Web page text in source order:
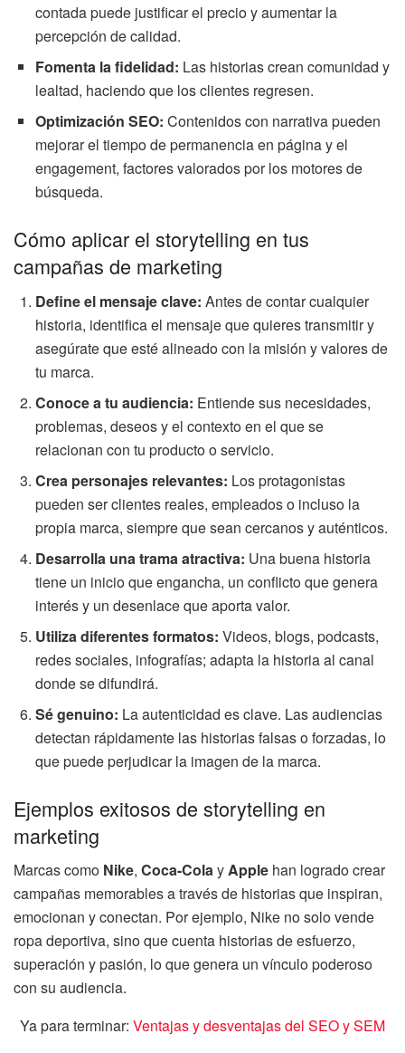
contada puede justificar el precio y aumentar la
percepción de calidad.
Fomenta la fidelidad: Las historias crean comunidad y
lealtad, haciendo que los clientes regresen.
Optimización SEO: Contenidos con narrativa pueden
mejorar el tiempo de permanencia en página y el
engagement, factores valorados por los motores de
búsqueda.
Cómo aplicar el storytelling en tus
campañas de marketing
Define el mensaje clave: Antes de contar cualquier
historia, identifica el mensaje que quieres transmitir y
asegúrate que esté alineado con la misión y valores de
tu marca.
Conoce a tu audiencia: Entiende sus necesidades,
problemas, deseos y el contexto en el que se
relacionan con tu producto o servicio.
Crea personajes relevantes: Los protagonistas
pueden ser clientes reales, empleados o incluso la
propia marca, siempre que sean cercanos y auténticos.
Desarrolla una trama atractiva: Una buena historia
tiene un inicio que engancha, un conflicto que genera
interés y un desenlace que aporta valor.
Utiliza diferentes formatos: Videos, blogs, podcasts,
redes sociales, infografías; adapta la historia al canal
donde se difundirá.
Sé genuino: La autenticidad es clave. Las audiencias
detectan rápidamente las historias falsas o forzadas, lo
que puede perjudicar la imagen de la marca.
Ejemplos exitosos de storytelling en
marketing
Marcas como Nike, Coca-ColayApple han logrado crear
campañas memorables a través de historias que inspiran,
emocionan y conectan. Por ejemplo, Nike no solo vende
ropa deportiva, sino que cuenta historias de esfuerzo,
superación y pasión, lo que genera un vínculo poderoso
con su audiencia.
Ya para terminar: Ventajas y desventajas del SEO y SEM